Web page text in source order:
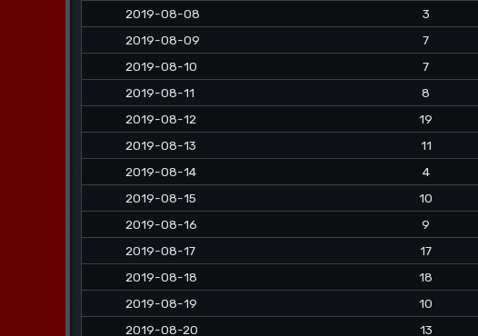
2019-08-08
3
2019-08-09
7
2019-08-10
7
2019-08-11
8
2019-08-12
19
2019-08-13
11
2019-08-14
4
2019-08-15
10
2019-08-16
9
2019-08-17
17
2019-08-18
18
2019-08-19
10
2019-08-20
13